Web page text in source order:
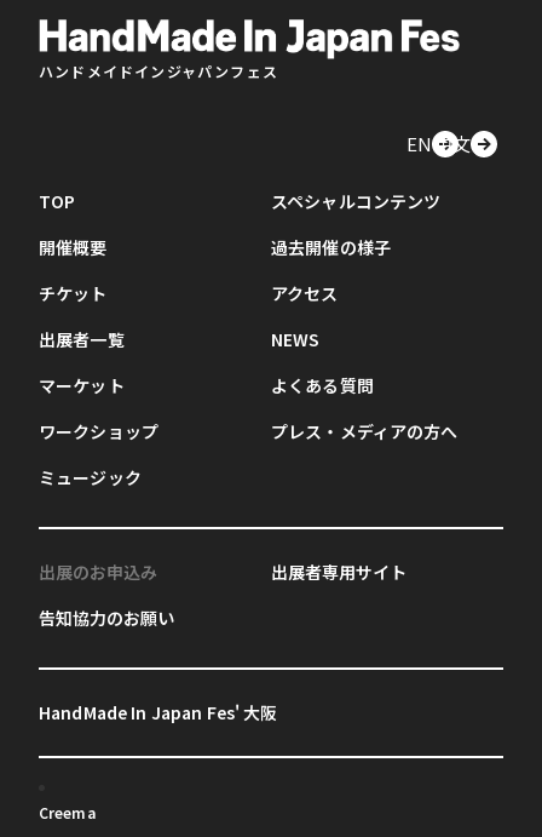
ハンドメイドインジャパンフェス
EN中文
TOP
開催概要
チケット
出展者一覧
マーケット
ワークショップ
ミュージック
スペシャルコンテンツ
過去開催の様子
アクセス
NEWS
よくある質問
プレス・メディアの方へ
出展のお申込み
告知協力のお願い
出展者専用サイト
HandMade In Japan Fes' 大阪
Creema